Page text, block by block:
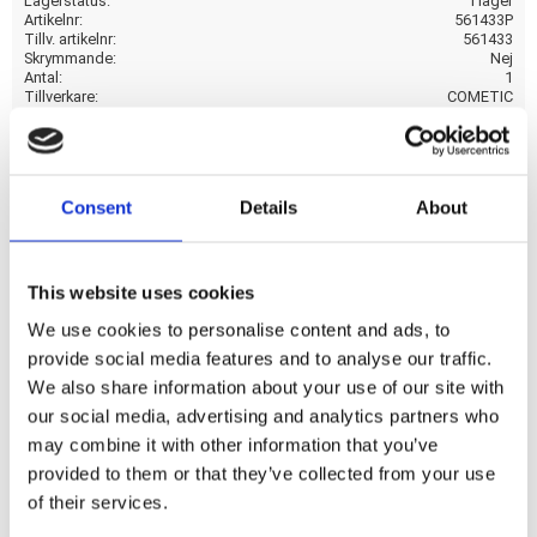
Consent Details About
This website uses cookies
We use cookies to personalise content and ads, to
provide social media features and to analyse our traffic.
We also share information about your use of our site with
our social media, advertising and analytics partners who
may combine it with other information that you’ve
provided to them or that they’ve collected from your use
of their services.
Artikelnr
561433P
Tillv. artikelnr
561433
Skrymmande
Nej
Antal
1
Tillverkare
COMETIC
Visa alla produkter från COMETIC
Single lip. OEM replacement reference 35151-74A.
Dela med dig
F
a
c
e
b
o
o
k
Omdömen
Du